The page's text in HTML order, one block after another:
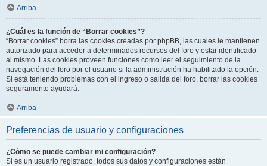
Arriba
¿Cuál es la función de “Borrar cookies”?
“Borrar cookies” borra las cookies creadas por phpBB, las cuales le mantienen
autorizado para acceder a determinados recursos del foro y estar identificado
al mismo. Las cookies proveen funciones como leer el seguimiento de la
navegación del foro por el usuario si la administración ha habilitado la opción.
Si está teniendo problemas con el ingreso o salida del foro, borrar las cookies
seguramente ayudará.
Arriba
Preferencias de usuario y configuraciones
¿Cómo se puede cambiar mi configuración?
Si es un usuario registrado, todos sus datos y configuraciones están